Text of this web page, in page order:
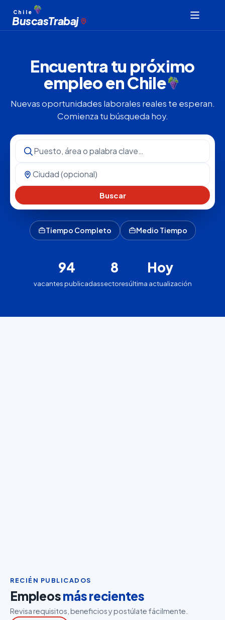
Chile
BuscasTrabaj
Encuentra tu próximo
empleo enChile
Nuevas oportunidades laborales reales te esperan.
Comienza tu búsqueda hoy.
Buscar
Tiempo Completo Medio Tiempo
94
vacantes publicadas
8
sectores
Hoy
última actualización
RECIÉN PUBLICADOS
Empleosmás recientes
Revisa requisitos, beneficios y postúlate fácilmente.